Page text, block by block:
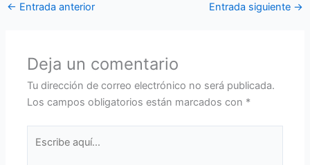
← Entrada anterior Entrada siguiente →
Deja un comentario
Tu dirección de correo electrónico no será publicada.
Los campos obligatorios están marcados con *
aquí...